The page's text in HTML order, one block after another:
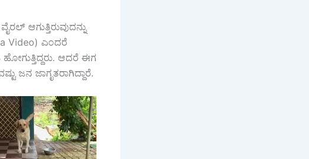
ಆಗುತ್ತಿರುವುದನ್ನು
Video) ಎಂದರೆ
ಆದರೆ ಈಗ
ಜನ ಜಾಗೃತರಾಗಿದ್ದಾರೆ.